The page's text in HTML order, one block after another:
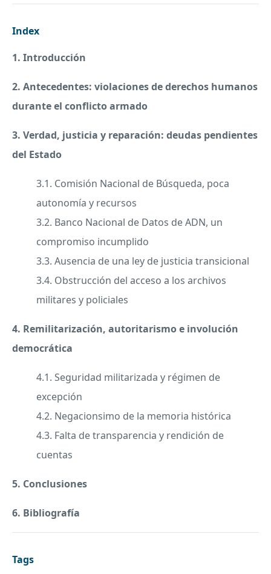
Index
1. Introducción
2. Antecedentes: violaciones de derechos humanos
durante el conflicto armado
3. Verdad, justicia y reparación: deudas pendientes
del Estado
3.1. Comisión Nacional de Búsqueda, poca
autonomía y recursos
3.2. Banco Nacional de Datos de ADN, un
compromiso incumplido
3.3. Ausencia de una ley de justicia transicional
3.4. Obstrucción del acceso a los archivos
militares y policiales
4. Remilitarización, autoritarismo e involución
democrática
4.1. Seguridad militarizada y régimen de
excepción
4.2. Negacionsimo de la memoria histórica
4.3. Falta de transparencia y rendición de
cuentas
5. Conclusiones
6. Bibliografía
Tags